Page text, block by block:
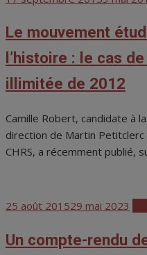
Le mouvement
l’histoire : le cas
illimitée de 2012
Camille Robert, candidate à
direction de Martin
CHRS, a récemment publié,
Posted
25 août 201529 mai 2023
Un compte-rendu